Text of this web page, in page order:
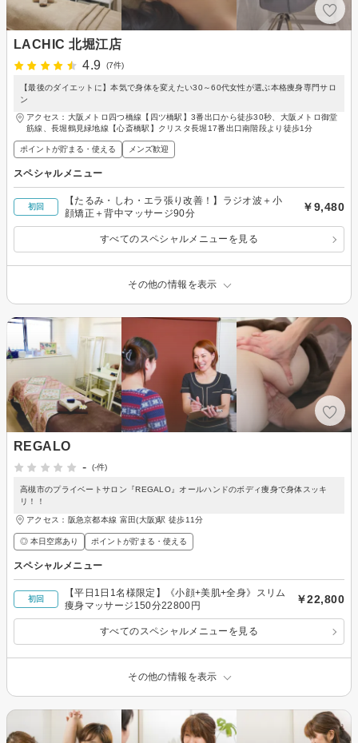
LACHIC 北堀江店
4.9
(7件)
【最後のダイエットに】本気で身体を変えたい30～60代女性が選ぶ本格痩身専門サロ
ン
アクセス：大阪メトロ四つ橋線【四ツ橋駅】3番出口から徒歩30秒、大阪メトロ御堂
筋線、長堀鶴見緑地線【心斎橋駅】クリスタ長堀17番出口南階段より徒歩1分
ポイントが貯まる・使える メンズ歓迎
スペシャルメニュー
初回
【たるみ・しわ・エラ張り改善！】ラジオ波＋小
顔矯正＋背中マッサージ90分
￥9,480
すべてのスペシャルメニューを見る
その他の情報を表示
REGALO
-
(-件)
高槻市のプライベートサロン『REGALO』オールハンドのボディ痩身で身体スッキ
リ！！
アクセス：阪急京都本線 富田(大阪)駅 徒歩11分
◎ 本日空席あり ポイントが貯まる・使える
スペシャルメニュー
初回
【平日1日1名様限定】《小顔+美肌+全身》スリム
痩身マッサージ150分22800円
￥22,800
すべてのスペシャルメニューを見る
その他の情報を表示